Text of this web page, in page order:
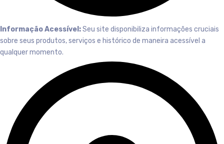
Informação Acessível:Seu site disponibiliza informações cruciais
sobre seus produtos, serviços e histórico de maneira acessível a
qualquer momento.